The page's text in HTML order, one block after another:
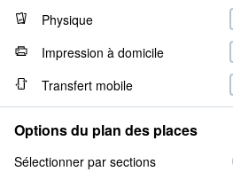
Physique
Impression à domicile
Transfert mobile
Options du plan des places
Sélectionner par sections